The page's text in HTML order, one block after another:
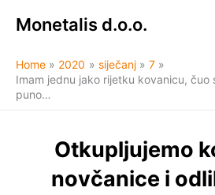
Monetalis d.o.o.
Home 2020 siječanj
7
Imam jednu jako rijetku kovanicu, čuo
puno…
Otkupljujemo
novčanice i